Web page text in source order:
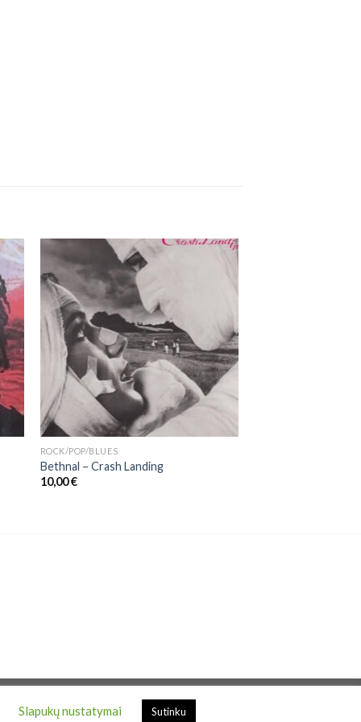
ROCK/POP/BLUES
Bethnal – Crash Landing
10,00€
Slapukų nustatymai Sutinku